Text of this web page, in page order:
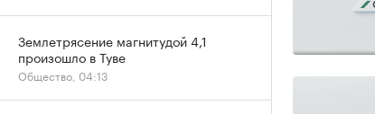
Землетрясение магнитудой 4,1
произошло в Туве
Общество, 04:13